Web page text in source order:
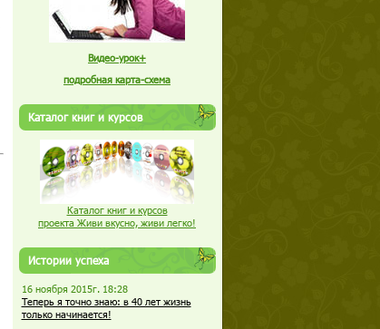
Видео-урок+
подробная карта-схема
Каталог книг и курсов
Каталог книг и курсов
проекта Живи вкусно, живи легко!
Истории успеха
16 ноября 2015г. 18:28
Теперь я точно знаю: в 40 лет жизнь
только начинается!